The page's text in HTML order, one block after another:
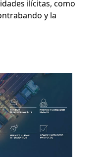
ilícitas, como
y la